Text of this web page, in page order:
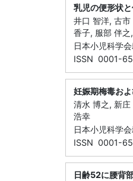
乳児の便形状
井口 智洋, 古
香子, 服部 伴
日本小児科学
ISSN 0001-
妊娠期梅毒お
清水 博之, 新
浩幸
日本小児科学
ISSN 0001-
日齢52に腰背